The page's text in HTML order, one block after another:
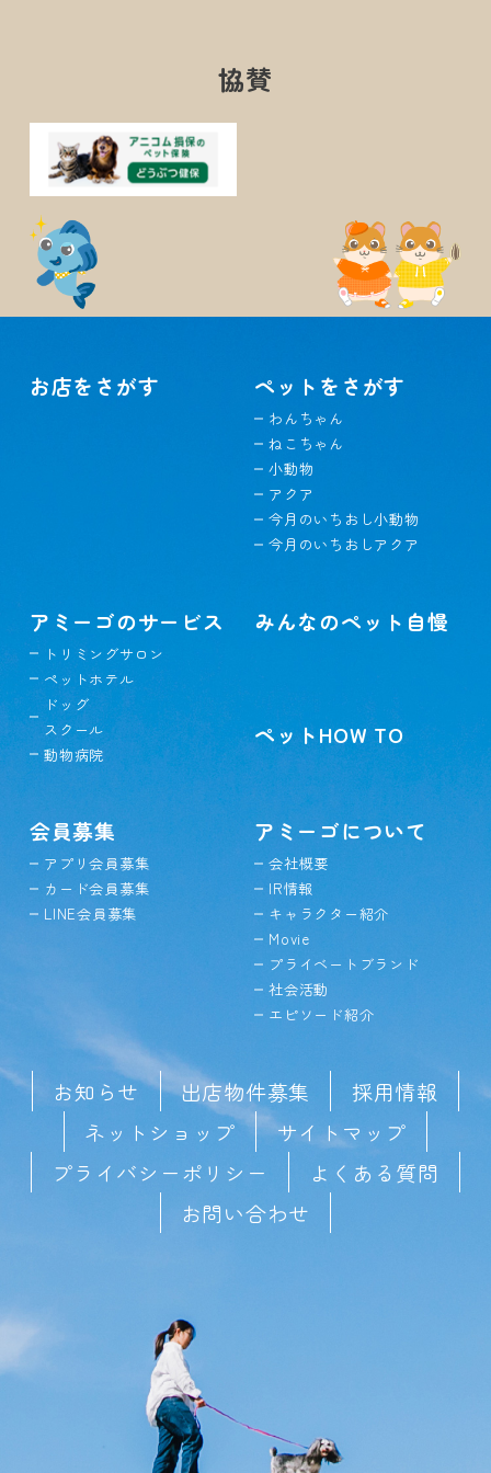
協賛
お店をさがす ペットをさがす
わんちゃん
ねこちゃん
小動物
アクア
今月のいちおし小動物
今月のいちおしアクア
アミーゴのサービス
トリミングサロン
ペットホテル
ドッグ
スクール
動物病院
みんなのペット自慢
ペットHOW TO
会員募集
アプリ会員募集
カード会員募集
LINE会員募集
アミーゴについて
会社概要
IR情報
キャラクター紹介
Movie
プライベートブランド
社会活動
エピソード紹介
お知らせ 出店物件募集
採用情報
ネットショップ
サイトマップ
プライバシーポリシー
よくある質問
お問い合わせ